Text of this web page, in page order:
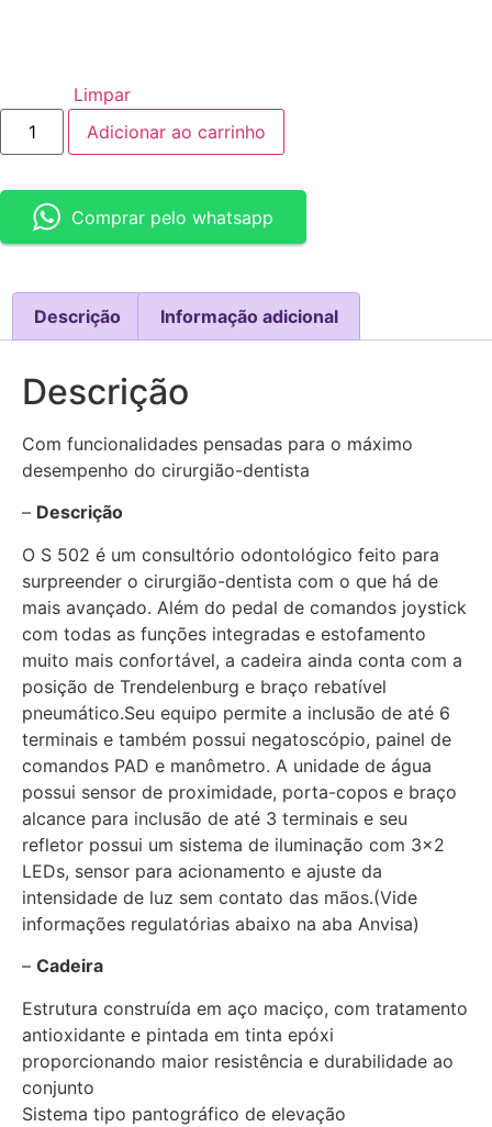
Limpar
Adicionar ao carrinho
Comprar pelo whatsapp
Descrição Informação adicional
Descrição
Com funcionalidades pensadas para o máximo
desempenho do cirurgião-dentista
– Descrição
O S 502 é um consultório odontológico feito para
surpreender o cirurgião-dentista com o que há de
mais avançado. Além do pedal de comandos joystick
com todas as funções integradas e estofamento
muito mais confortável, a cadeira ainda conta com a
posição de Trendelenburg e braço rebatível
pneumático.Seu equipo permite a inclusão de até 6
terminais e também possui negatoscópio, painel de
comandos PAD e manômetro. A unidade de água
possui sensor de proximidade, porta-copos e braço
alcance para inclusão de até 3 terminais e seu
refletor possui um sistema de iluminação com 3×2
LEDs, sensor para acionamento e ajuste da
intensidade de luz sem contato das mãos.(Vide
informações regulatórias abaixo na aba Anvisa)
– Cadeira
Estrutura construída em aço maciço, com tratamento
antioxidante e pintada em tinta epóxi
proporcionando maior resistência e durabilidade ao
conjunto
Sistema tipo pantográfico de elevação